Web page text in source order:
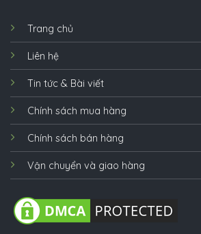
Trang chủ
Liên hệ
Tin tức & Bài viết
Chính sách mua hàng
Chính sách bán hàng
Vận chuyển và giao hàng